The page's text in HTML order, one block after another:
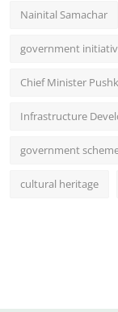
Nainital Samachar
government
Chief Minister
Infrastructure
government
cultural heritage